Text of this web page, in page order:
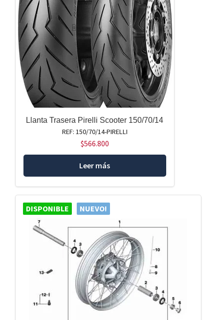
Llanta Trasera Pirelli Scooter 150/70/14
REF: 150/70/14-PIRELLI
$566.800
Leer más
DISPONIBLE NUEVO!